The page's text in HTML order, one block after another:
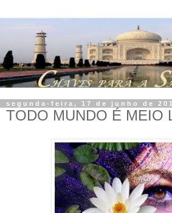
segunda-feira, 17 de junho de
TODO MUNDO É MEIO